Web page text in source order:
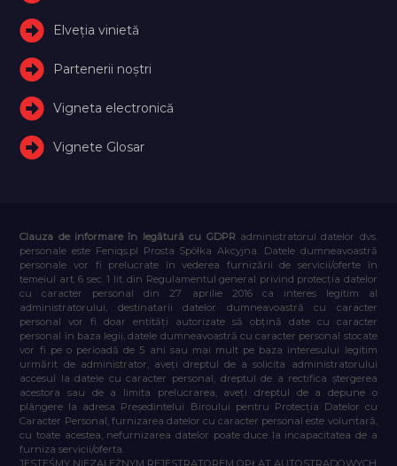
Elveţia vinietă
Partenerii noștri
Vigneta electronică
Vignete Glosar
Clauza de informare în legătură cu GDPR administratorul datelor dvs.
personale este Feniqs.pl Prosta Spółka Akcyjna. Datele dumneavoastră
personale vor fi prelucrate în vederea furnizării de servicii/oferte în
temeiul art. 6 sec. 1 lit. din Regulamentul general privind protecția datelor
cu caracter personal din 27 aprilie 2016 ca interes legitim al
administratorului, destinatarii datelor dumneavoastră cu caracter
personal vor fi doar entități autorizate să obțină date cu caracter
personal în baza legii, datele dumneavoastră cu caracter personal stocate
vor fi pe o perioadă de 5 ani sau mai mult pe baza interesului legitim
urmărit de administrator, aveți dreptul de a solicita administratorului
accesul la datele cu caracter personal, dreptul de a rectifica ștergerea
acestora sau de a limita prelucrarea, aveți dreptul de a depune o
plângere la adresa Președintelui Biroului pentru Protecția Datelor cu
Caracter Personal, furnizarea datelor cu caracter personal este voluntară,
cu toate acestea, nefurnizarea datelor poate duce la incapacitatea de a
furniza servicii/oferta.
JESTEŚMY NIEZALEŻNYM REJESTRATOREM OPŁAT AUTOSTRADOWYCH